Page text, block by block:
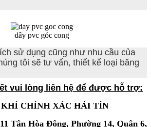
dây pvc góc cong
sử dụng cũng như nhu cầu của
tôi sẽ tư vấn, thiết kế loại băng
vui lòng liên hệ để được hỗ trợ:
KHÍ CHÍNH XÁC HẢI TÍN
Tân Hòa Đông, Phường 14, Quận 6,